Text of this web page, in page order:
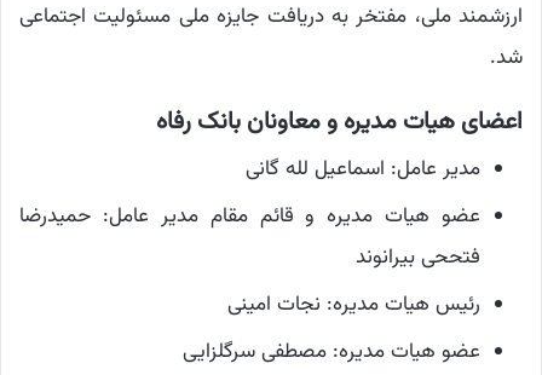
ارزشمند ملی، مفتخر به دریافت جایزه ملی مسئولیت اجتماعی
شد.
اعضای هیات مدیره و معاونان بانک رفاه
مدیر عامل: اسماعیل لله گانی
عضو هیات مدیره و قائم مقام مدیر عامل: حمیدرضا
فتححی بیرانوند
رئیس هیات مدیره: نجات امینی
عضو هیات مدیره: مصطفی سرگلزایی